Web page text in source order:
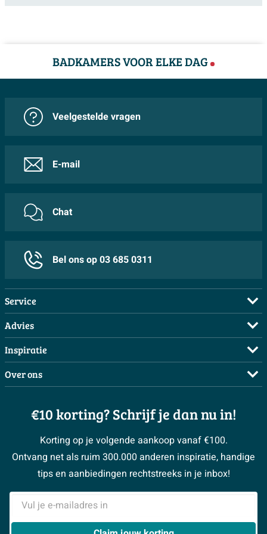
BADKAMERS VOOR ELKE DAG
Veelgestelde vragen
E-mail
Chat
Bel ons op 03 685 0311
Service
Veelgestelde vragen
Bestellen
Betalen
Bezorgen / afhalen
Garantie / klachten
Reviewbeleid
> Naar de klantenservice
Advies
Maak een afspraak
Doe de offerte check
3D tekening maken
Klustips
Klusadvies
> Alle adviesmogelijkheden
Inspiratie
Complete badkamers
Complete toiletruimtes
Moodboards
Magazine
#MySawiday
> Naar inspiratie
Over ons
Over Sawiday
Vacatures
Sawiday PRO
BeCommerce
Samenwerken
> Alles over showrooms
€10 korting? Schrijf je dan nu in!
Korting op je volgende aankoop vanaf €100.
Ontvang net als ruim 300.000 anderen inspiratie, handige
tips en aanbiedingen rechtstreeks in je inbox!
E-mailadres